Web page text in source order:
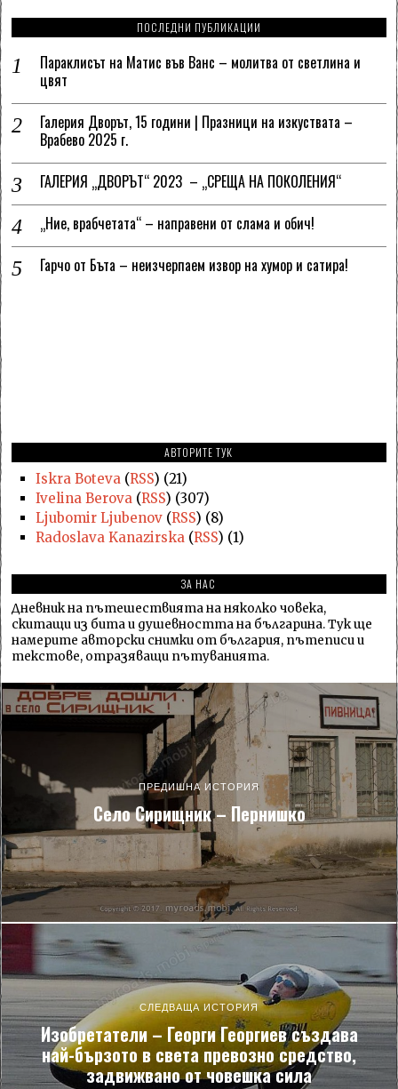
ПОСЛЕДНИ ПУБЛИКАЦИИ
Параклисът на Матис във Ванс – молитва от светлина и
цвят
Галерия Дворът, 15 години | Празници на изкуствата –
Врабево 2025 г.
ГАЛЕРИЯ „ДВОРЪТ“ 2023 – „СРЕЩА НА ПОКОЛЕНИЯ“
„Ние, врабчетата“ – направени от слама и обич!
Гарчо от Бъта – неизчерпаем извор на хумор и сатира!
АВТОРИТЕ ТУК
Iskra Boteva (RSS) (21)
Ivelina Berova (RSS) (307)
Ljubomir Ljubenov(RSS) (8)
Radoslava Kanazirska (RSS) (1)
ЗА НАС
Дневник на пътешествията на няколко човека,
скитащи из бита и душевността на българина. Тук ще
намерите авторски снимки от българия, пътеписи и
текстове, отразяващи пътуванията.
ПРЕДИШНА ИСТОРИЯ
Село Сирищник – Пернишко
СЛЕДВАЩА ИСТОРИЯ
Изобретатели – Георги Георгиев създава
най-бързото в света превозно средство,
задвижвано от човешка сила